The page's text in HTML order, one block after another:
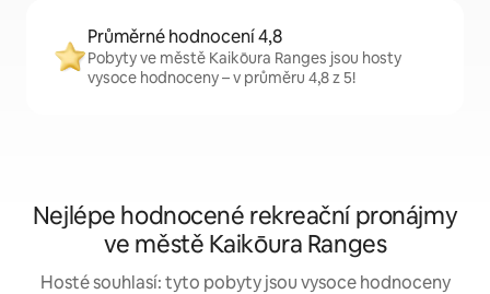
Průměrné hodnocení 4,8
Pobyty ve městě Kaikōura Ranges jsou hosty
vysoce hodnoceny – v průměru 4,8 z 5!
Nejlépe hodnocené rekreační pronájmy
ve městě Kaikōura Ranges
Hosté souhlasí: tyto pobyty jsou vysoce hodnoceny